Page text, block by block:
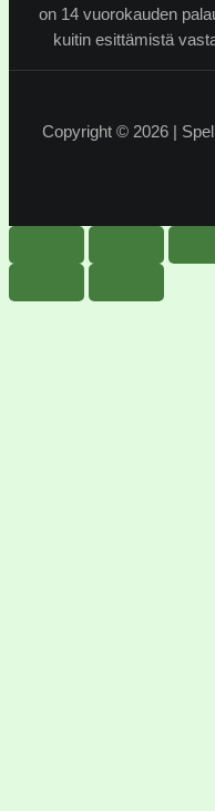
on 14 vuorokauden
kuitin esittämistä
Copyright © 2026 |